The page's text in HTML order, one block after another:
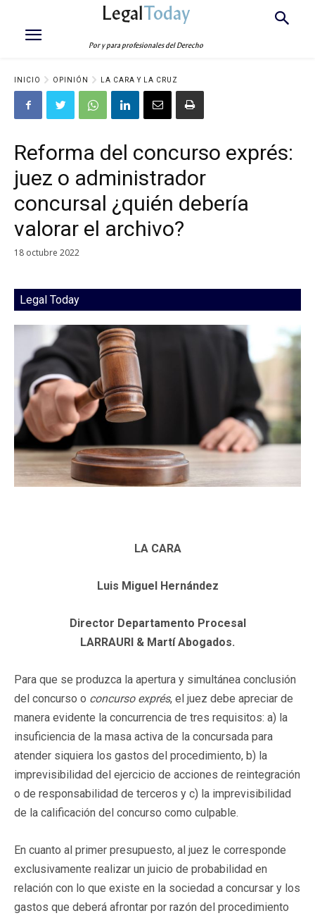
LegalToday
Por y para profesionales del Derecho
INICIO OPINIÓN LA CARA Y LA CRUZ
Reforma del concurso exprés:
juez o administrador
concursal ¿quién debería
valorar el archivo?
18 octubre 2022
Legal Today
LA CARA
Luis Miguel Hernández
Director Departamento Procesal
LARRAURI & Martí Abogados.
Para que se produzca la apertura y simultánea conclusión
del concurso o concurso exprés, el juez debe apreciar de
manera evidente la concurrencia de tres requisitos: a) la
insuficiencia de la masa activa de la concursada para
atender siquiera los gastos del procedimiento, b) la
imprevisibilidad del ejercicio de acciones de reintegración
o de responsabilidad de terceros y c) la imprevisibilidad
de la calificación del concurso como culpable.
En cuanto al primer presupuesto, al juez le corresponde
exclusivamente realizar un juicio de probabilidad en
relación con lo que existe en la sociedad a concursar y los
gastos que deberá afrontar por razón del procedimiento